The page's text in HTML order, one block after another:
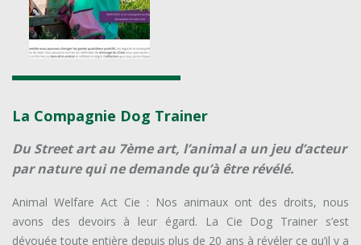
La Compagnie Dog Trainer
Du Street art au 7ème art, l’animal a un jeu d’acteur
par nature qui ne demande qu’à être révélé.
Animal Welfare Act Cie : Nos animaux ont des droits, nous
avons des devoirs à leur égard. La Cie Dog Trainer s’est
dévouée toute entière depuis plus de 20 ans à révéler ce qu’il y a